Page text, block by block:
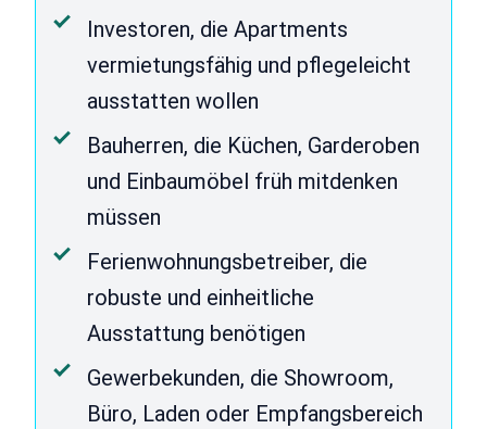
Investoren, die Apartments
vermietungsfähig und pflegeleicht
ausstatten wollen
Bauherren, die Küchen, Garderoben
und Einbaumöbel früh mitdenken
müssen
Ferienwohnungsbetreiber, die
robuste und einheitliche
Ausstattung benötigen
Gewerbekunden, die Showroom,
Büro, Laden oder Empfangsbereich